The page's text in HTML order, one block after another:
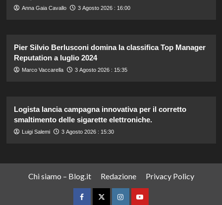
Anna Gaia Cavallo 3 Agosto 2026 : 16:00
Pier Silvio Berlusconi domina la classifica Top Manager
Reputation a luglio 2024
Marco Vaccarella 3 Agosto 2026 : 15:35
Logista lancia campagna innovativa per il corretto
smaltimento delle sigarette elettroniche.
Luigi Salemi 3 Agosto 2026 : 15:30
Chi siamo – Blog.it Redazione Privacy Policy